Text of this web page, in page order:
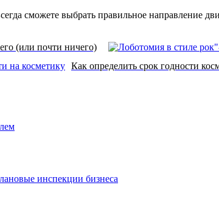
сможете выбрать правильное направление
(или почти ничего)
Как определить срок годности
инспекции бизнеса